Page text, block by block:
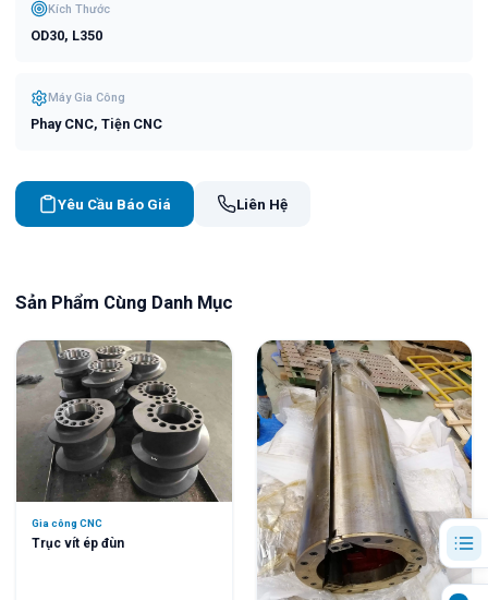
Kích Thước
OD30, L350
Máy Gia Công
Phay CNC, Tiện CNC
Yêu Cầu Báo Giá Liên Hệ
Sản Phẩm Cùng Danh Mục
Gia công CNC
Trục vít ép đùn